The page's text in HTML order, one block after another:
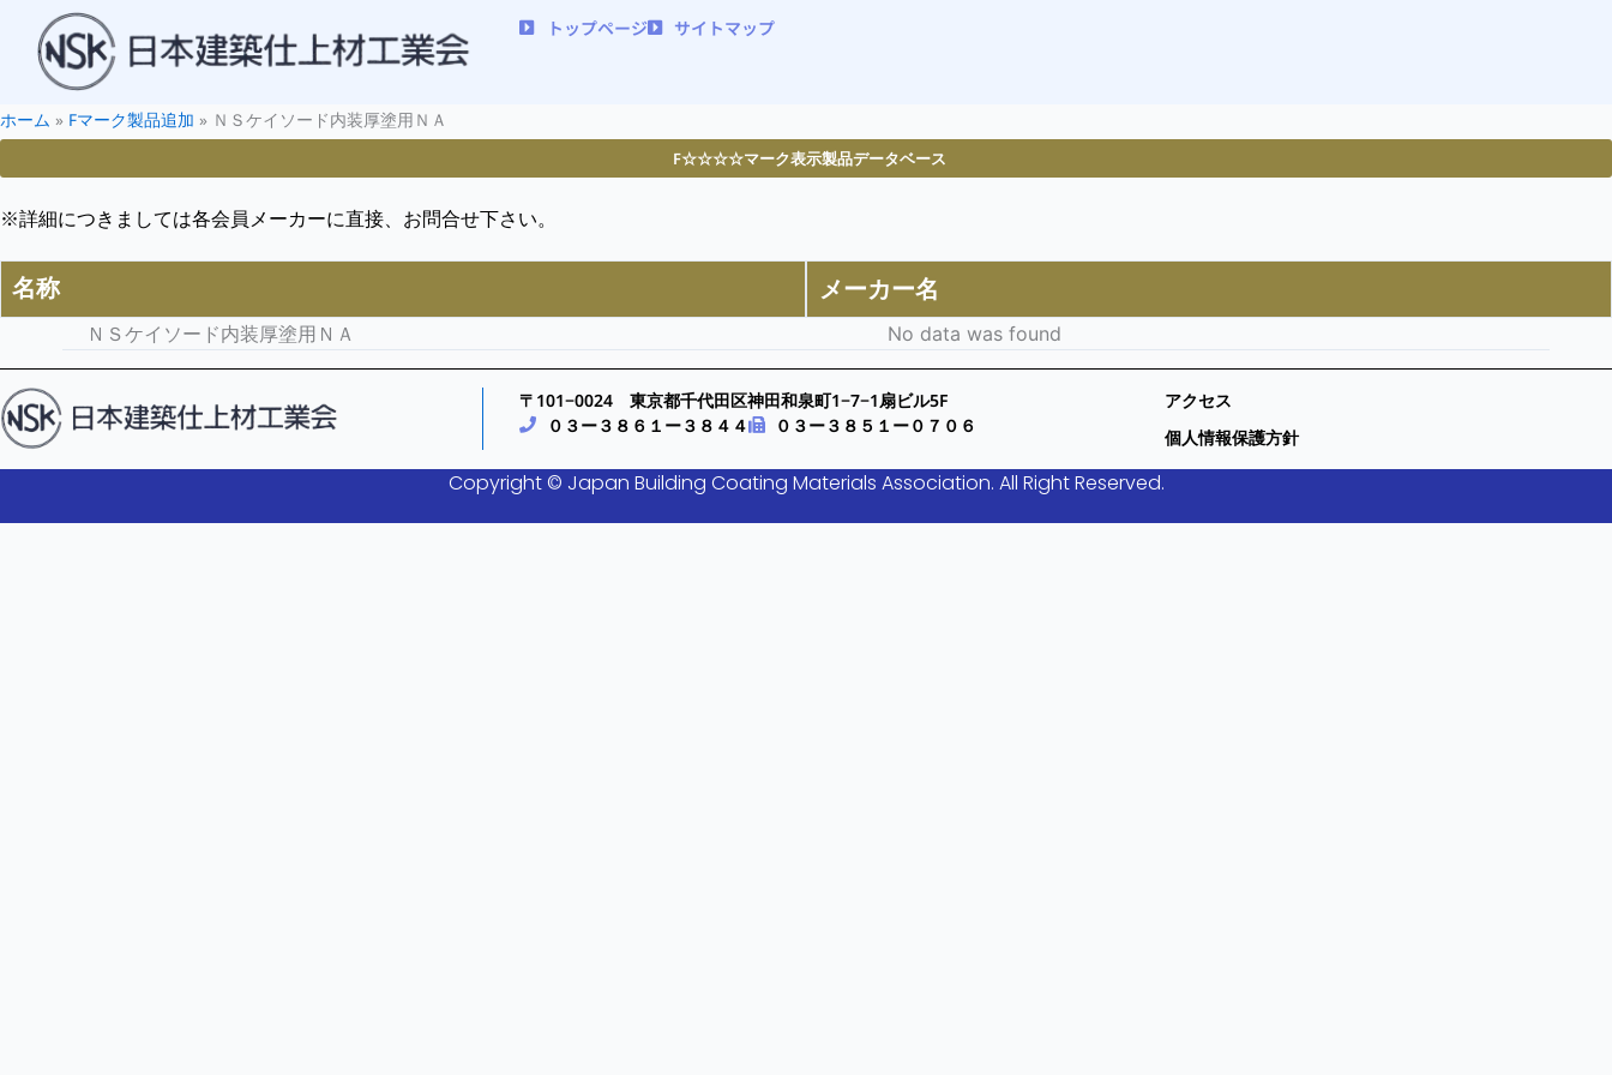
トップページ サイトマップ
ホーム » Fマーク製品追加 » ＮＳケイソード内装厚塗用ＮＡ
F☆☆☆☆マーク表示製品データベース
※詳細につきましては各会員メーカーに直接、お問合せ下さい。
名称 メーカー名
ＮＳケイソード内装厚塗用ＮＡ No data was found
〒101−0024 東京都千代田区神田和泉町1−7−1扇ビル5F
０３ー３８６１ー３８４４
０３ー３８５１ー０７０６
アクセス
個人情報保護方針
Copyright © Japan Building Coating Materials Association. All Right Reserved.